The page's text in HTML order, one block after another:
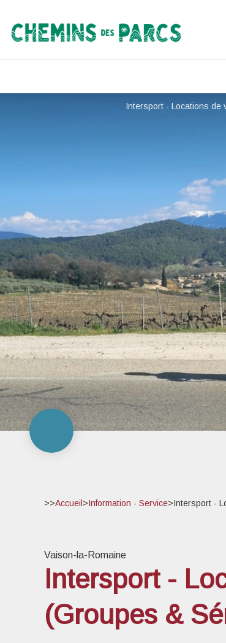
Chemins des Parcs
Intersport - Locations de
>>Accueil >Information - Service>Intersport -
Vaison-la-Romaine
Intersport -
(Groupes &